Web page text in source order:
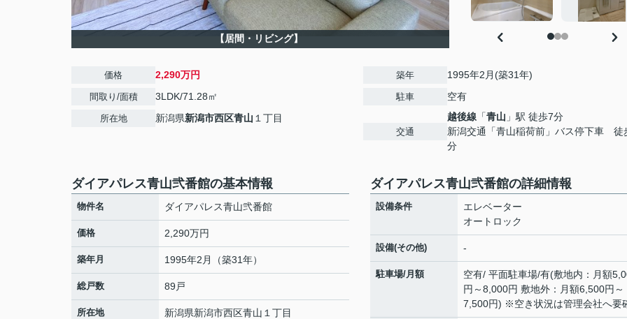
【居間・リビング】
価格 2,290万円
間取り/面積 3LDK/71.28㎡
所在地 新潟県新潟市西区青山 １丁目
築年 1995年2月(築31年)
駐車 空有
交通
越後線 「青山 」駅 徒歩7分
新潟交通「青山稲荷前」バス停下車 徒
分
ダイアパレス青山弐番館の基本情報
物件名 ダイアパレス青山弐番館
価格 2,290万円
築年月 1995年2月（築31年）
総戸数 89戸
所在地 新潟県新潟市西区青山 １丁目
ダイアパレス青山弐番館の詳細情報
設備条件
エレベーター
オートロック
設備(その他) -
駐車場/月額
空有/ 平面駐車場/有(敷地内：月額
円～8,000円 敷地外：月額6,500円～
7,500円) ※空き状況は管理会社へ要